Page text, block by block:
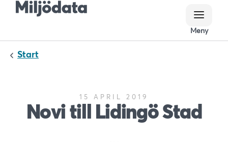
Meny
Start
15 APRIL 2019
Novi till Lidingö Stad